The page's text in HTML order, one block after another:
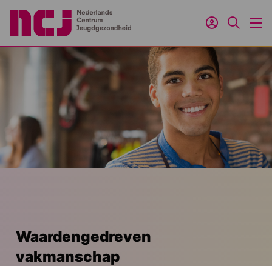
Inloggen
Zoeken
Waardengedreven
vakmanschap